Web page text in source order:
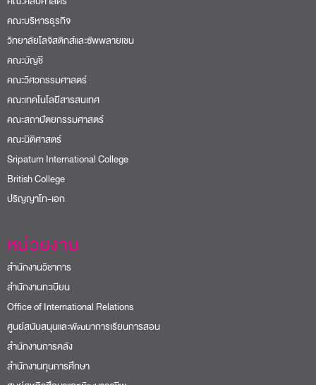
คณะศิลปศาสตร์
คณะบริหารธุรกิจ
วิทยาลัยโลจิสติกส์และซัพพลายเชน
คณะบัญชี
คณะวิศวกรรมศาสตร์
คณะเทคโนโลยีสารสนเทศ
คณะสถาปัตยกรรมศาสตร์
คณะนิติศาสตร์
Sripatum International College
British College
ปริญญาโท-เอก
หน่วยงาน
สำนักงานวิชาการ
สำนักงานทะเบียน
Office of International Relations
ศูนย์สนับสนุนและพัฒนาการเรียนการสอน
สำนักงานการคลัง
สำนักงานทุนการศึกษา